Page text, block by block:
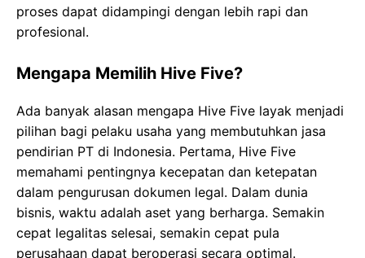
proses dapat didampingi dengan lebih rapi dan
profesional.
Mengapa Memilih Hive Five?
Ada banyak alasan mengapa Hive Five layak menjadi
pilihan bagi pelaku usaha yang membutuhkan jasa
pendirian PT di Indonesia. Pertama, Hive Five
memahami pentingnya kecepatan dan ketepatan
dalam pengurusan dokumen legal. Dalam dunia
bisnis, waktu adalah aset yang berharga. Semakin
cepat legalitas selesai, semakin cepat pula
perusahaan dapat beroperasi secara optimal.